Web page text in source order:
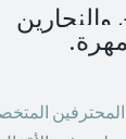
المحترفين